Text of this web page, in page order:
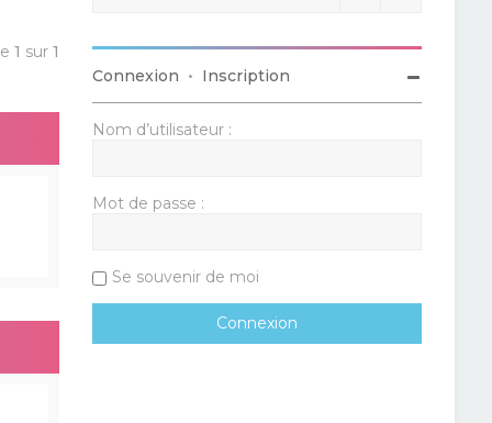
1 sur1
Connexion • Inscription
Nom d’utilisateur :
Mot de passe :
Se souvenir de moi